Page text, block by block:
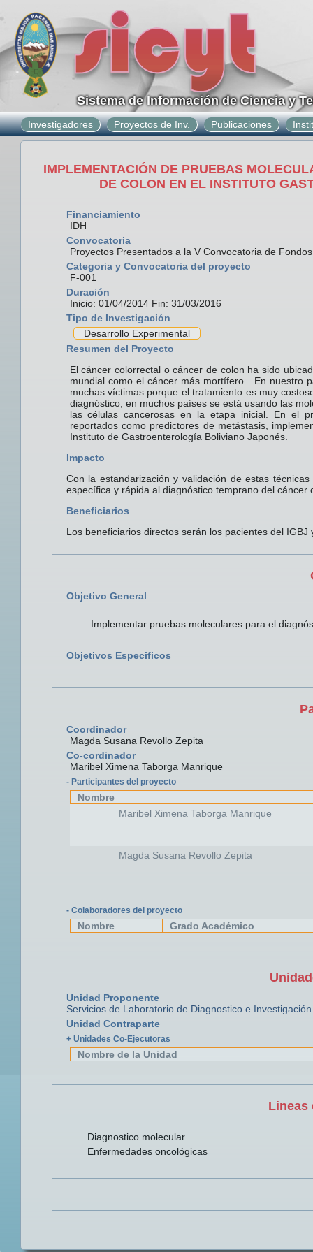
Sistema de Información de Ciencia y
Investigadores Proyectos de Inv. Publicaciones
IMPLEMENTACIÓN DE PRUEBAS
DE COLON EN EL INSTITUTO
Financiamiento
IDH
Convocatoria
Proyectos Presentados a la V Convocatoria de
Categoria y Convocatoria del proyecto
F-001
Duración
Inicio: 01/04/2014 Fin: 31/03/2016
Tipo de Investigación
Desarrollo Experimental
Resumen del Proyecto
El cáncer colorrectal o cáncer de colon ha sido
mundial como el cáncer más mortífero. En nuestro
muchas víctimas porque el tratamiento es muy
diagnóstico, en muchos países se está usando las
las células cancerosas en la etapa inicial. En el
reportados como predictores de metástasis,
Instituto de Gastroenterología Boliviano Japonés.
Impacto
Con la estandarización y validación de estas
específica y rápida al diagnóstico temprano del cáncer
Beneficiarios
Los beneficiarios directos serán los pacientes del
Objetivo General
Implementar pruebas moleculares para el
Objetivos Especificos
Coordinador
Magda Susana Revollo Zepita
Co-cordinador
Maribel Ximena Taborga Manrique
- Participantes del proyecto
Nombre
Maribel Ximena Taborga Manrique
Magda Susana Revollo Zepita
- Colaboradores del proyecto
Nombre Grado Académico
Unidad Proponente
Servicios de Laboratorio de Diagnostico e
Unidad Contraparte
+ Unidades Co-Ejecutoras
Nombre de la Unidad
Lineas
Diagnostico molecular
Enfermedades oncológicas